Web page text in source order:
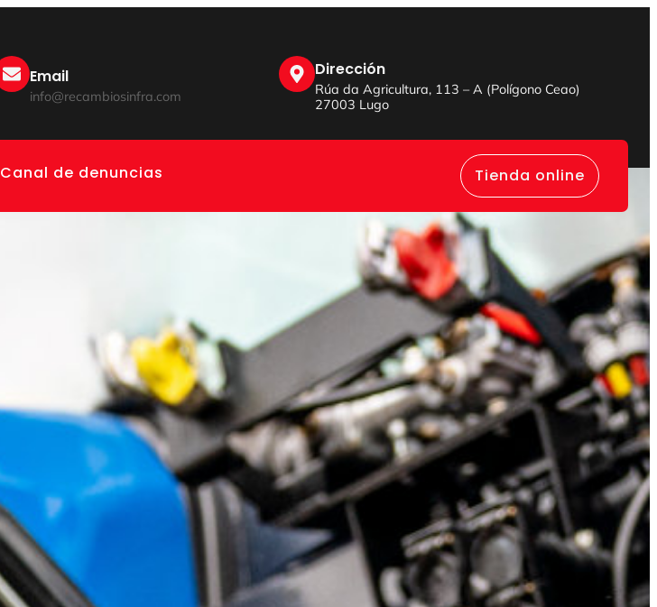
Email
info@recambiosinfra.com
Dirección
Rúa da Agricultura, 113 – A (Polígono Ceao)
27003 Lugo
Canal de denuncias Tienda online